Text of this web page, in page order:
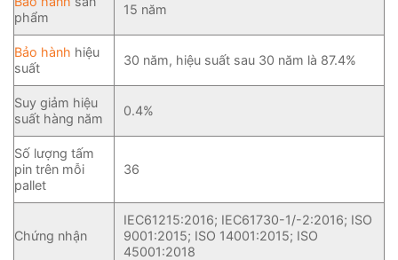
phẩm
15 năm
Bảo hành hiệu
suất
30 năm, hiệu suất sau 30 năm là 87.4%
Suy giảm hiệu
suất hàng năm
0.4%
Số lượng tấm
pin trên mỗi
pallet
36
Chứng nhận
IEC61215:2016; IEC61730-1/-2:2016; ISO
9001:2015; ISO 14001:2015; ISO
45001:2018